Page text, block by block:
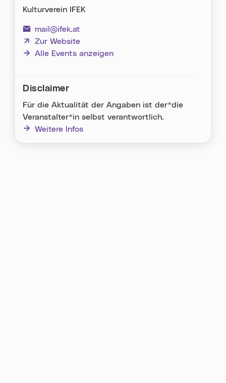
Kulturverein IFEK
mail@ifek.at
Zur Website
(neues Fenster)
Alle Events anzeigen
Disclaimer
Für die Aktualität der Angaben ist der*die
Veranstalter*in selbst verantwortlich.
Weitere Infos